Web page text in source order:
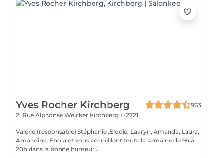
Yves Rocher Kirchberg
963
2, Rue Alphonse Weicker Kirchberg L-2721
Valérie (responsable) Stéphanie ,Elodie, Lauryn, Amanda, Laura,
Amandine, Enora et vous accueillent toute la semaine de 9h à
20h dans la bonne humeur...